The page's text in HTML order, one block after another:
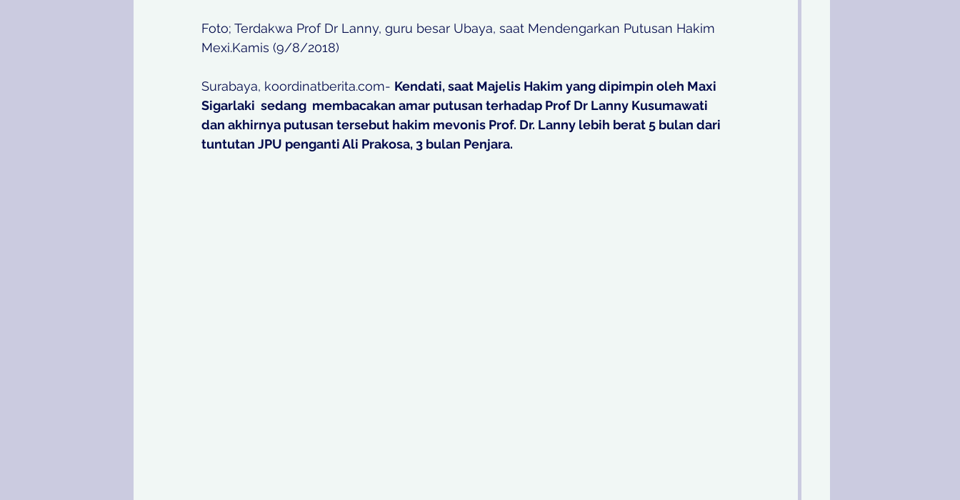
Foto; Terdakwa Prof Dr Lanny, guru besar Ubaya, saat Mendengarkan Putusan Hakim
Mexi.Kamis (9/8/2018)
Surabaya, koordinatberita.com- Kendati, saat Majelis Hakim yang dipimpin oleh Maxi
Sigarlaki  sedang  membacakan amar putusan terhadap Prof Dr Lanny Kusumawati
dan akhirnya putusan tersebut hakim mevonis Prof. Dr. Lanny lebih berat 5 bulan dari
tuntutan JPU penganti Ali Prakosa, 3 bulan Penjara.